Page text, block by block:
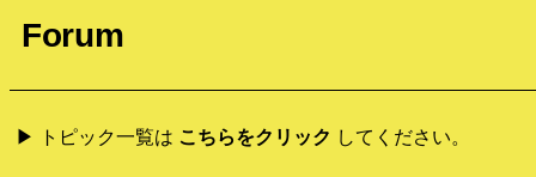
Forum
▶ トピック一覧は こちらをクリック してください。